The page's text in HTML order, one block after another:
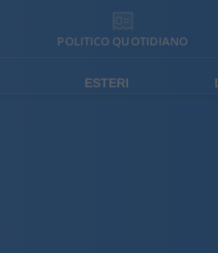
POLITICO QUOTIDIANO
ESTERI